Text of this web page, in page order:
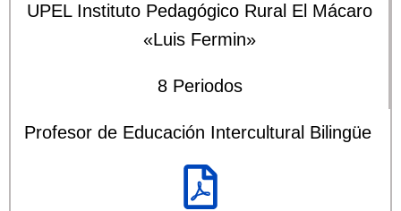
UPEL Instituto Pedagógico Rural El Mácaro
«Luis Fermin»
8 Periodos
Profesor de Educación Intercultural Bilingüe